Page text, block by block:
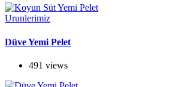
Urunlerimiz
Düve Yemi Pelet
491 views